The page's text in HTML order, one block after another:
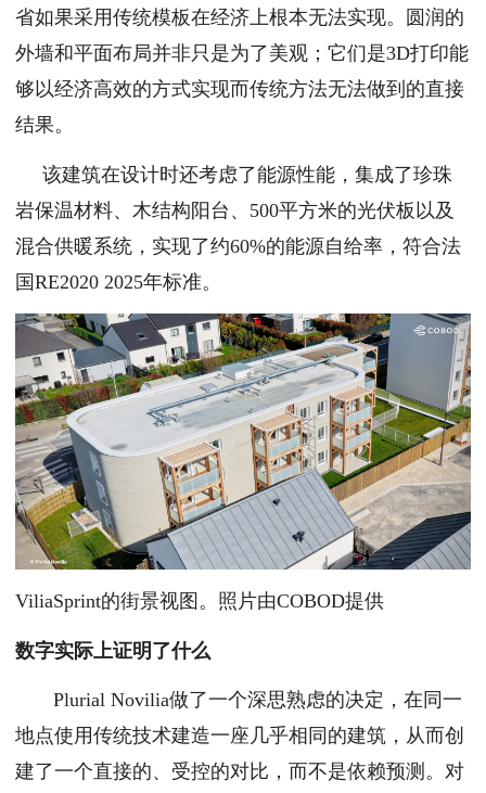
省如果采用传统模板在经济上根本无法实现。圆润的
外墙和平面布局并非只是为了美观；它们是3D打印能
够以经济高效的方式实现而传统方法无法做到的直接
结果。
该建筑在设计时还考虑了能源性能，集成了珍珠
岩保温材料、木结构阳台、500平方米的光伏板以及
混合供暖系统，实现了约60%的能源自给率，符合法
国RE2020 2025年标准。
ViliaSprint的街景视图。照片由COBOD提供
数字实际上证明了什么
Plurial Novilia做了一个深思熟虑的决定，在同一
地点使用传统技术建造一座几乎相同的建筑，从而创
建了一个直接的、受控的对比，而不是依赖预测。对